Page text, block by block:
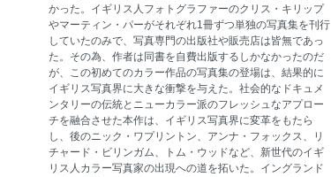
かった。イギリス人フォトグラファーのクリス・キリップ
やマーティン・パーがそれぞれ1冊ずつ単独の写真集を刊行
していたのみで、写真専門の出版社や販売店は皆無であっ
た。その為、作者は同書を自費出版するしかなかったのだ
が、この初めてのカラー作品の写真集の登場は、結果的に
イギリス写真界に大きな衝撃を与えた。社会的なドキュメ
ンタリーの伝統とニューカラー派のフレッシュなアプロー
チを融合させた本作は、イギリス写真界に変革をもたら
し、後のニック・ワプリントン、アンナ・フォックス、リ
チャード・ビリンガム、トム・ウッドなど、新世代のイギ
リス人カラー写真家の出現への道を拓いた。イングランド